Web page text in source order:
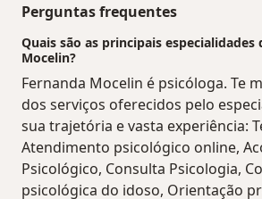
Perguntas frequentes
Quais são as principais especialidades
Mocelin?
Fernanda Mocelin é psicóloga. Te
dos serviços oferecidos pelo
sua trajetória e vasta experiência:
Atendimento psicológico online,
Psicológico, Consulta Psicologia,
psicológica do idoso, Orientação